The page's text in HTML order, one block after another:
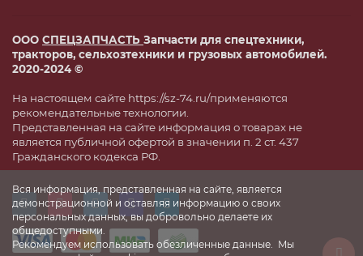
Вся информация, представленная на сайте, является
демонстрационной и оставляя информацию о своих
персональных данных, вы добровольно делаете их
общедоступными.
Рекомендуем использовать обезличенные данные. Мы
ООО СПЕЦЗАПЧАСТЬ Запчасти для спецтехники,
тракторов, сельхозтехники и грузовых автомобилей.
2020-2024 ©
На настоящем сайте https://sz-74.ru/применяются
рекомендательные технологии.
Представленная на сайте информация о товарах не
является публичной офертой в значении п. 2 ст. 437
Гражданского кодекса РФ.